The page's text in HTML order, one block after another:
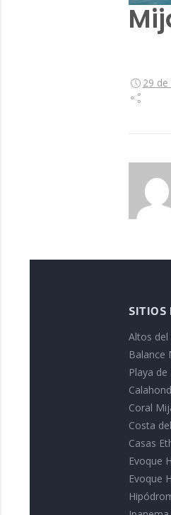
29
SITIOS
Altos del
Balance
Playa
Coral
Costa
Casas
Evoque
Evoque